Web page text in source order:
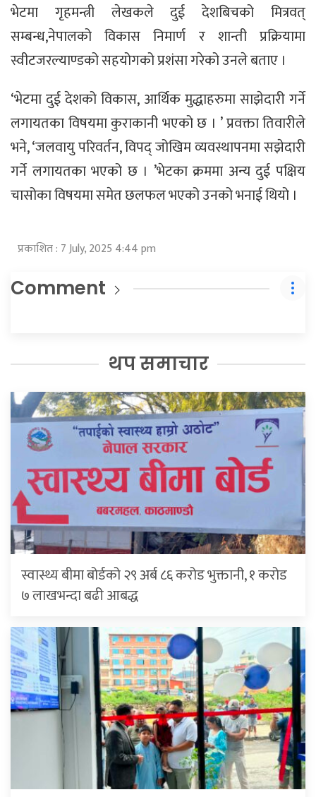
भेटमा गृहमन्त्री लेखकले दुई देशबिचको मित्रवत्
सम्बन्ध,नेपालको विकास निमार्ण र शान्ती प्रक्रियामा
स्वीटजरल्याण्डको सहयोगको प्रशंसा गरेको उनले बताए ।
‘भेटमा दुई देशको विकास, आर्थिक मुद्धाहरुमा साझेदारी गर्ने
लगायतका विषयमा कुराकानी भएको छ । ’ प्रवक्ता तिवारीले
भने, ‘जलवायु परिवर्तन, विपद् जोखिम व्यवस्थापनमा सझेदारी
गर्ने लगायतका भएको छ । ’भेटका क्रममा अन्य दुई पक्षिय
चासोका विषयमा समेत छलफल भएको उनको भनाई थियो ।
प्रकाशित : 7 July, 2025 4:44 pm
Comment
थप समाचार
स्वास्थ्य बीमा बोर्डको २९ अर्ब ८६ करोड भुक्तानी, १ करोड
७ लाखभन्दा बढी आबद्ध